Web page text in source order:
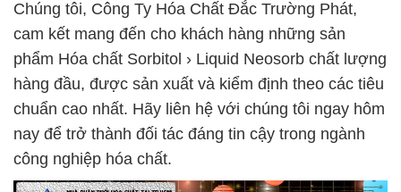
Chúng tôi, Công Ty Hóa Chất Đắc Trường Phát,
cam kết mang đến cho khách hàng những sản
phẩm Hóa chất Sorbitol › Liquid Neosorb chất lượng
hàng đầu, được sản xuất và kiểm định theo các tiêu
chuẩn cao nhất. Hãy liên hệ với chúng tôi ngay hôm
nay để trở thành đối tác đáng tin cậy trong ngành
công nghiệp hóa chất.